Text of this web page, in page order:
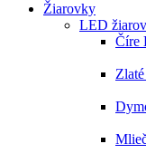
Žiarovky
LED
Číre